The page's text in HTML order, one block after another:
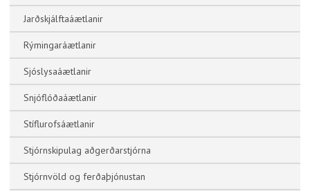
Jarðskjálftaáætlanir
Rýmingaráætlanir
Sjóslysaáætlanir
Snjóflóðaáætlanir
Stíflurofsáætlanir
Stjórnskipulag aðgerðarstjórna
Stjórnvöld og ferðaþjónustan